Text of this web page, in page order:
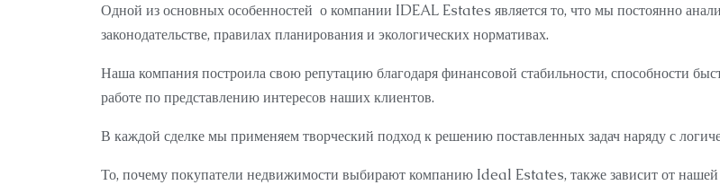
Одной из основных особенностей о компании IDEAL Estates является то, что мы постоянно
законодательстве, правилах планирования и экологических нормативах.
Наша компания построила свою репутацию благодаря финансовой стабильности, способности
работе по представлению интересов наших клиентов.
В каждой сделке мы применяем творческий подход к решению поставленных задач наряду с
То, почему покупатели недвижимости выбирают компанию Ideal Estates, также зависит от нашей